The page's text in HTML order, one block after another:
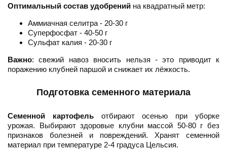
Оптимальный состав удобрений на квадратный метр:
Аммиачная селитра - 20-30 г
Суперфосфат - 40-50 г
Сульфат калия - 20-30 г
Важно: свежий навоз вносить нельзя - это приводит к
поражению клубней паршой и снижает их лёжкость.
Подготовка семенного материала
Семенной картофельотбирают осенью при уборке
урожая. Выбирают здоровые клубни массой 50-80 г без
признаков болезней и повреждений. Хранят семенной
материал при температуре 2-4 градуса Цельсия.